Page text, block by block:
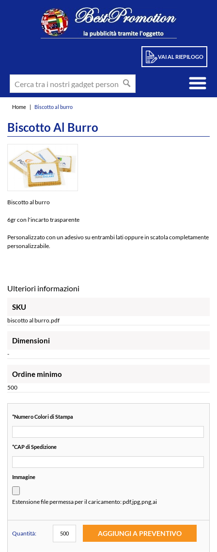
VAI AL RIEPILOGO
Home | Biscotto al burro
Biscotto Al Burro
Biscotto al burro
6gr con l'incarto trasparente
Personalizzato con un adesivo su entrambi lati oppure in scatola completamente
personalizzabile.
Ulteriori informazioni
SKU
biscotto al burro.pdf
Dimensioni
-
Ordine minimo
500
*Numero Colori di Stampa
*CAP di Spedizione
Immagine
Estensione file permessa per il caricamento:pdf,jpg,png,ai
Quantità: AGGIUNGI A PREVENTIVO